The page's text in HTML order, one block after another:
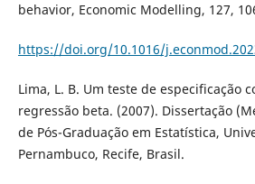
behavior, Economic Modelling, 127,
https://doi.org/10.1016/
Lima, L. B. Um teste de especificação
regressão beta. (2007). Dissertação
de Pós-Graduação em Estatística,
Pernambuco, Recife, Brasil.